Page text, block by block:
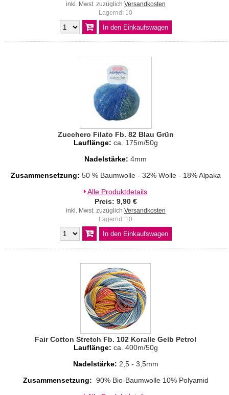
inkl. Mwst. zuzüglich Versandkosten
Lagernd: 10
Zucchero Filato Fb. 82 Blau Grün
Lauflänge: ca. 175m/50g
Nadelstärke: 4mm
Zusammensetzung: 50 % Baumwolle - 32% Wolle - 18% Alpaka
Alle Produktdetails
Preis: 9,90 €
inkl. Mwst. zuzüglich Versandkosten
Lagernd: 10
Fair Cotton Stretch Fb. 102 Koralle Gelb Petrol
Lauflänge: ca. 400m/50g
Nadelstärke: 2,5 - 3,5mm
Zusammensetzung: 90% Bio-Baumwolle 10% Polyamid